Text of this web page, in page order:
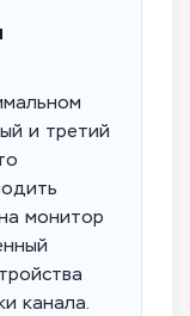
и третий
монитор
канала.